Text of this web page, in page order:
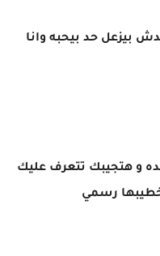
بيزعل حد بيحبه وانا
و هتجيبك تتعرف عليك
خطيبها رسمي